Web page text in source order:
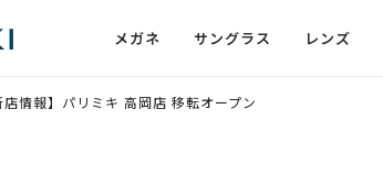
メガネ サングラス レンズ
店情報】パリミキ 高岡店 移転オープン